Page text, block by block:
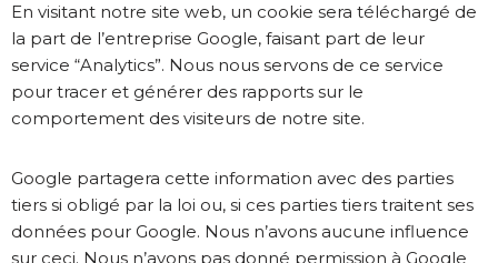
En visitant notre site web, un cookie sera téléchargé de
la part de l’entreprise Google, faisant part de leur
service “Analytics”. Nous nous servons de ce service
pour tracer et générer des rapports sur le
comportement des visiteurs de notre site.
Google partagera cette information avec des parties
tiers si obligé par la loi ou, si ces parties tiers traitent ses
données pour Google. Nous n’avons aucune influence
sur ceci. Nous n’avons pas donné permission à Google